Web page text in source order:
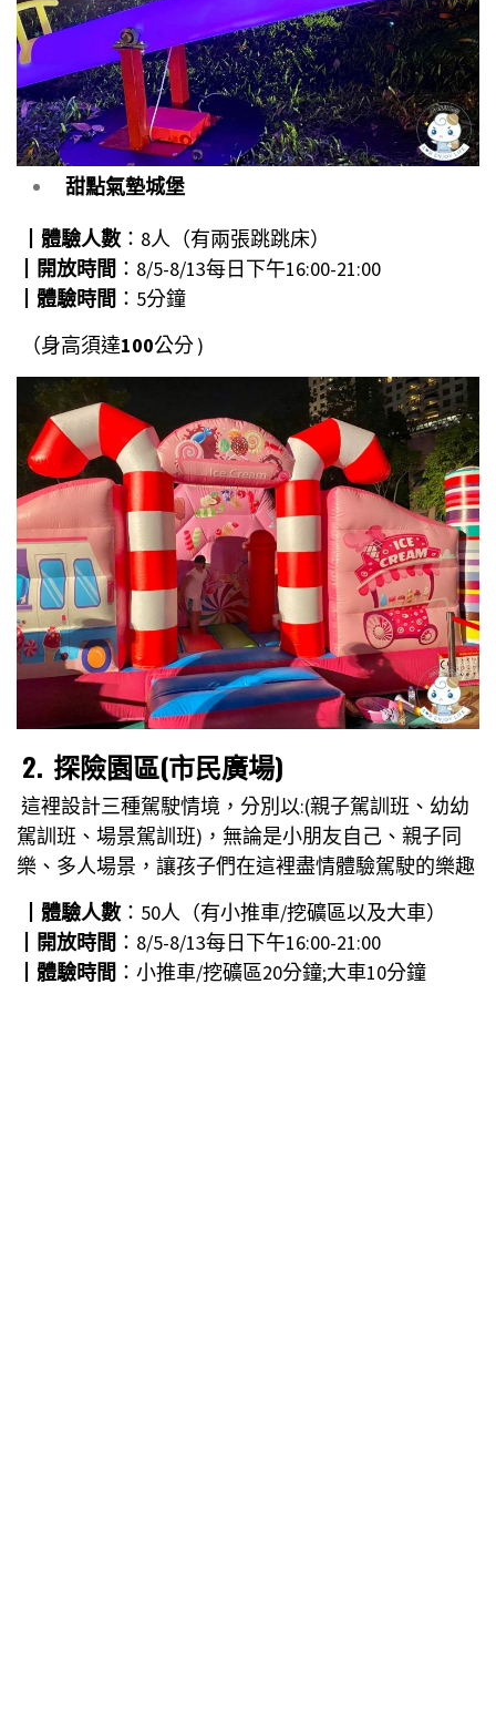
甜點氣墊城堡
體驗人數：8人（有兩張跳跳床）
開放時間 ：8/5-8/13每日下午16:00-21:00
體驗時間 ：5分鐘
（身高須達100公分)
2. 探險園區(市民廣場)
這裡設計三種駕駛情境，分別以:(親子駕訓班、幼幼
駕訓班、場景駕訓班)，無論是小朋友自己、親子同
樂、多人場景，讓孩子們在這裡盡情體驗駕駛的樂趣
體驗人數：50人（有小推車/挖礦區以及大車）
開放時間 ：8/5-8/13每日下午16:00-21:00
體驗時間 ：小推車/挖礦區20分鐘;大車10分鐘